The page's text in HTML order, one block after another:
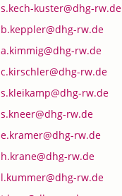
s.kech-kuster@dhg-rw.de
b.keppler@dhg-rw.de
a.kimmig@dhg-rw.de
c.kirschler@dhg-rw.de
s.kleikamp@dhg-rw.de
s.kneer@dhg-rw.de
e.kramer@dhg-rw.de
h.krane@dhg-rw.de
l.kummer@dhg-rw.de